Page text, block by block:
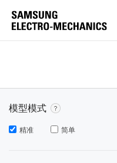
模型模式
精准 简单